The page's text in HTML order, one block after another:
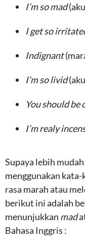
I’m so mad
I get so
Indignant
I’m so livid
You should be
I’m realy
Supaya lebih
menggunakan
rasa marah atau
berikut ini adalah
menunjukkan mad
Bahasa Inggris :